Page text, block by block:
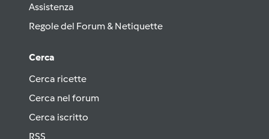
Assistenza
Regole del Forum & Netiquette
Cerca
Cerca ricette
Cerca nel forum
Cerca iscritto
RSS